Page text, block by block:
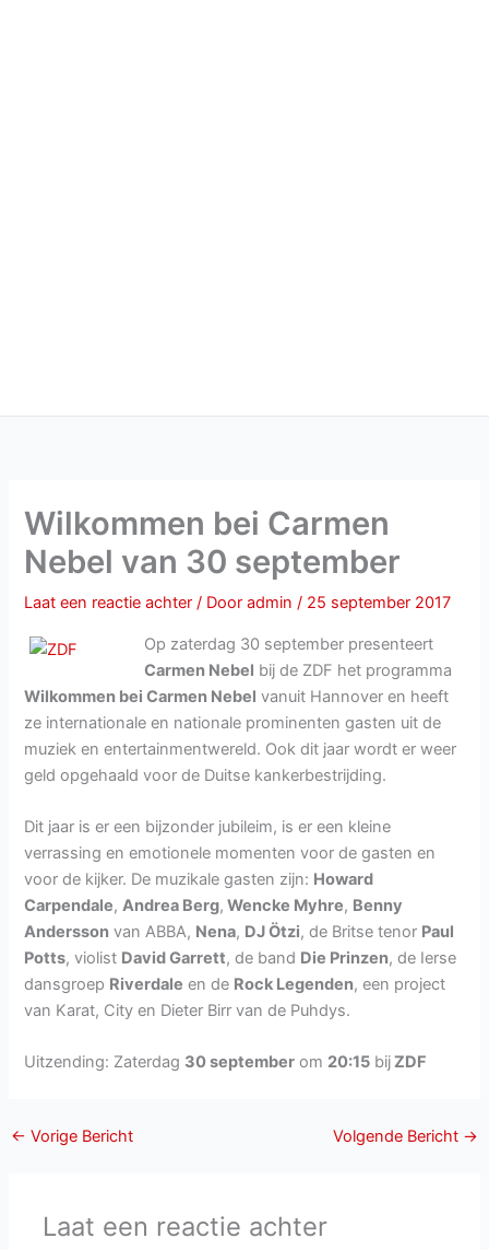
Wilkommen bei Carmen
Nebel van 30 september
Laat een reactie achter / Dooradmin/ 25 september 2017
Op zaterdag 30 september presenteert
Carmen Nebel bij de ZDF het programma
Wilkommen bei Carmen Nebel vanuit Hannover en heeft
ze internationale en nationale prominenten gasten uit de
muziek en entertainmentwereld. Ook dit jaar wordt er weer
geld opgehaald voor de Duitse kankerbestrijding.
Dit jaar is er een bijzonder jubileim, is er een kleine
verrassing en emotionele momenten voor de gasten en
voor de kijker. De muzikale gasten zijn: Howard
Carpendale,Andrea Berg, Wencke Myhre, Benny
Andersson van ABBA, Nena, DJ Ötzi, de Britse tenor Paul
Potts, violist David Garrett, de band Die Prinzen, de Ierse
dansgroep Riverdale en de Rock Legenden, een project
van Karat, City en Dieter Birr van de Puhdys.
Uitzending: Zaterdag 30 september om 20:15 bijZDF
← Vorige Bericht Volgende Bericht →
Laat een reactie achter